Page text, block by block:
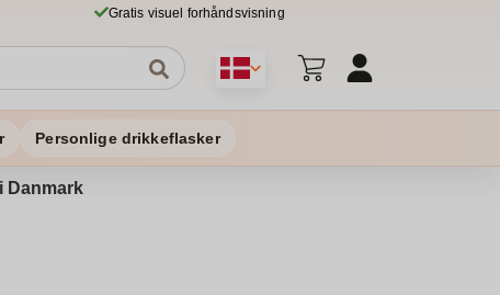
Gratis visuel forhåndsvisning
Personlige drikkeflasker
Danmark